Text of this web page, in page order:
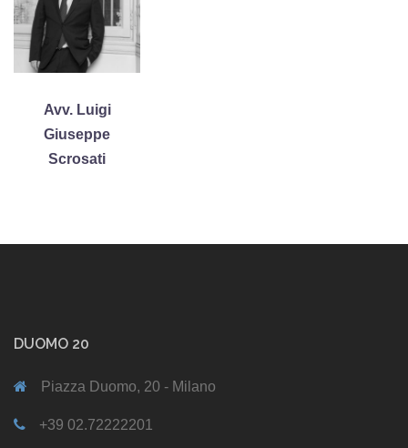
Avv. Luigi
Giuseppe
Scrosati
DUOMO 20
Piazza Duomo, 20 - Milano
+39 02.72222201